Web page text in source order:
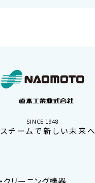
SINCE 1948
スチームで新しい未来へ